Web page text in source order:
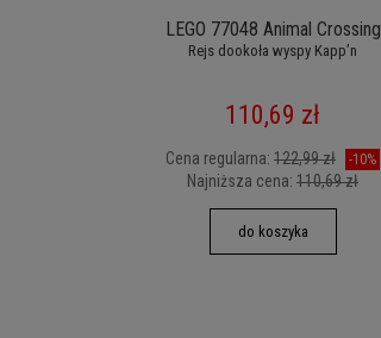
LEGO 77048 Animal Crossing
Rejs dookoła wyspy Kapp’n
110,69 zł
Cena regularna: 122,99 zł -10%
Najniższa cena: 110,69 zł
do koszyka